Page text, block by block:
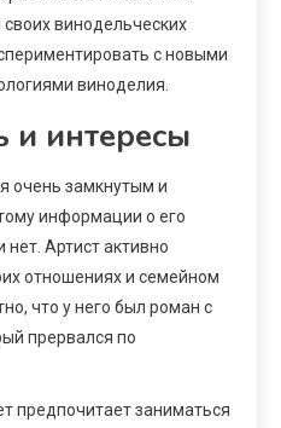
винодельческих
с новыми
виноделия.
и интересы
очень замкнутым и
информации о его
Артист активно
отношениях и семейном
что у него был роман с
прервался по
предпочитает заниматься